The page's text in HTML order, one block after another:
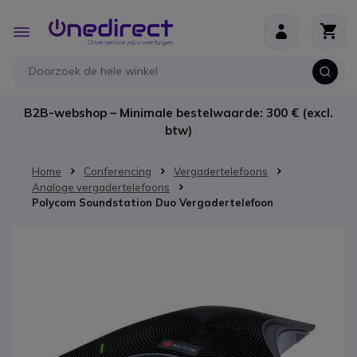
Toggle
Nav
B2B-webshop – Minimale bestelwaarde: 300 € (excl.
btw)
Home Conferencing
Vergadertelefoons
Analoge vergadertelefoons
Polycom Soundstation Duo Vergadertelefoon